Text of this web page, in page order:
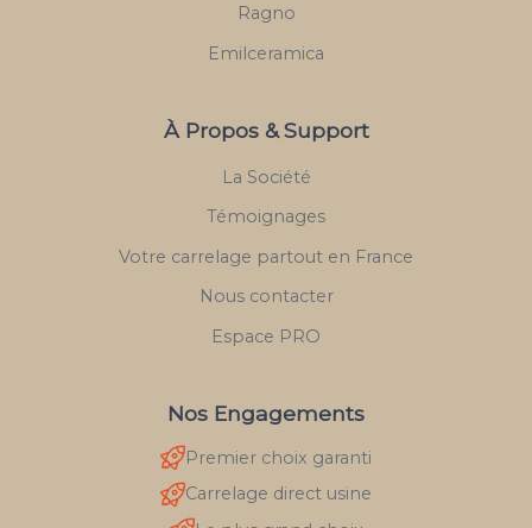
Ragno
Emilceramica
À Propos & Support
La Société
Témoignages
Votre carrelage partout en France
Nous contacter
Espace PRO
Nos Engagements
Premier choix garanti
Carrelage direct usine